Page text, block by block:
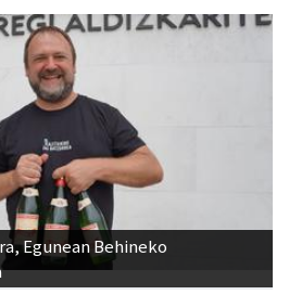
Egunean Behineko